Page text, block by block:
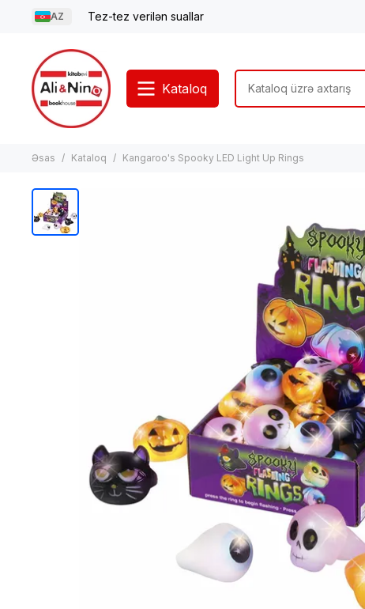
AZ Tez-tez verilən suallar
Kataloq
Əsas Kataloq Kangaroo's Spooky LED Light Up Rings